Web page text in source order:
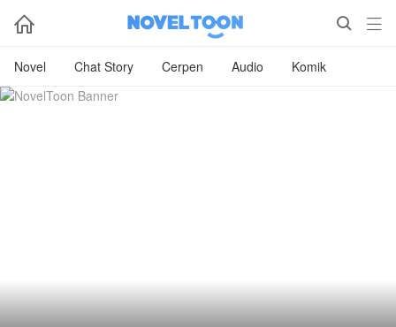
  
Novel Chat Story Cerpen Audio Komik